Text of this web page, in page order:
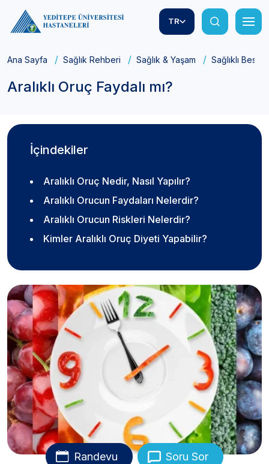
TR
Ana Sayfa Sağlık Rehberi Sağlık & Yaşam Sağlıklı
Aralıklı Oruç Faydalı mı?
İçindekiler
Aralıklı Oruç Nedir, Nasıl Yapılır?
Aralıklı Orucun Faydaları Nelerdir?
Aralıklı Orucun Riskleri Nelerdir?
Kimler Aralıklı Oruç Diyeti Yapabilir?
Randevu Soru Sor